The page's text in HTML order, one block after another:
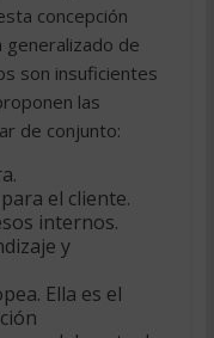
concepción
de
son insuficientes
las
de conjunto:
el cliente.
internos.
y
Ella es el